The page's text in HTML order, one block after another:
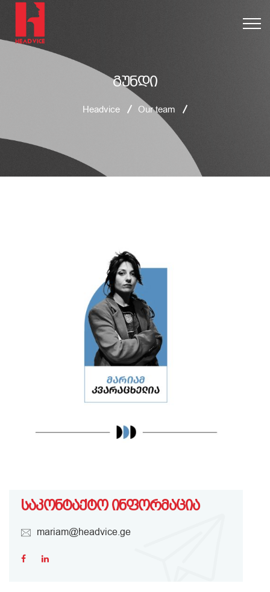
გუნდი
Headvice Our team
საკონტაქტო ინფორმაცია
mariam@headvice.ge